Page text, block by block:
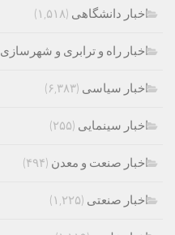
اخبار دانشگاهی (۱,۵۱۸)
اخبار راه و ترابری و شهرسازی
اخبار سیاسی (۶,۳۸۳)
اخبار سینمایی (۲۵۵)
اخبار صنعت و معدن (۴۹۴)
اخبار صنعتی (۱,۲۲۵)